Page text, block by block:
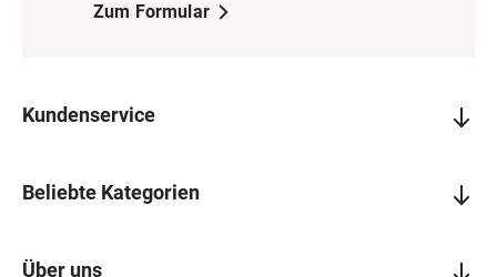
Zum Formular
Kundenservice
Beliebte Kategorien
Über uns